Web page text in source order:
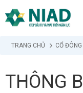
TRANG CHỦ CỔ ĐÔNG
THÔNG